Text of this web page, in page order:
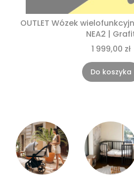
OUTLET Wózek
NEA2 |
1 999,00 zł
Do koszyka